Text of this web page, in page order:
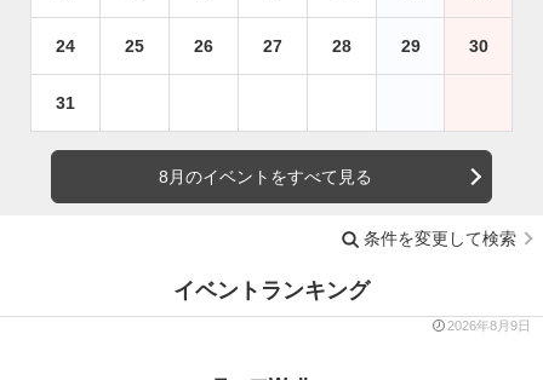
24 25 26 27 28 29 30
31
8月のイベントをすべて見る
条件を変更して検索
イベントランキング
2026年8月9日